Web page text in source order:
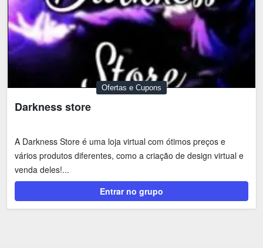
Ofertas e Cupons
Darkness store
A Darkness Store é uma loja virtual com ótimos preços e
vários produtos diferentes, como a criação de design virtual e
venda deles!...
Entrar no grupo